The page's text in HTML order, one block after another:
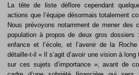
La tête de liste déflore cependant
actions que l’équipe désormais totalement
Nous prévoyons notamment de mener des
population à propos de deux gros
enfance et l’école, et l’avenir de la
détaille-t-il « Il s’agit d’avoir une vision à
sur ces sujets d’importance », avant de